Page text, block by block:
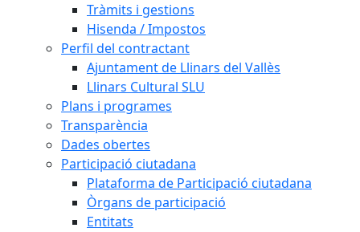
Tràmits i gestions
Hisenda / Impostos
Perfil del contractant
Ajuntament de Llinars del Vallès
Llinars Cultural SLU
Plans i programes
Transparència
Dades obertes
Participació ciutadana
Plataforma de Participació ciutadana
Òrgans de participació
Entitats